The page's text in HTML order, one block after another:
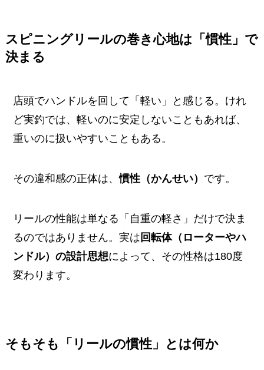
スピニングリールの巻き心地は「慣性」で
決まる
店頭でハンドルを回して「軽い」と感じる。けれ
ど実釣では、軽いのに安定しないこともあれば、
重いのに扱いやすいこともある。
その違和感の正体は、慣性（かんせい） です。
リールの性能は単なる「自重の軽さ」だけで決ま
るのではありません。実は 回転体（ローターやハ
ンドル）の設計思想によって、その性格は180度
変わります。
そもそも「リールの慣性」とは何か